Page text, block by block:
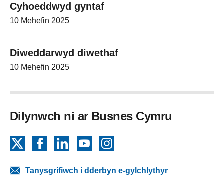
Cyhoeddwyd gyntaf
10 Mehefin 2025
Diweddarwyd diwethaf
10 Mehefin 2025
Dilynwch ni ar Busnes Cymru
FacebookLinkedInYouTube
Tanysgrifiwch i dderbyn e-gylchlythyr